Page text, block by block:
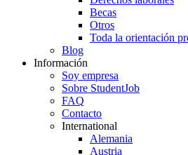
Becas
Otros
Toda la orientación
Blog
Información
Soy empresa
Sobre StudentJob
FAQ
Contacto
International
Alemania
Austria